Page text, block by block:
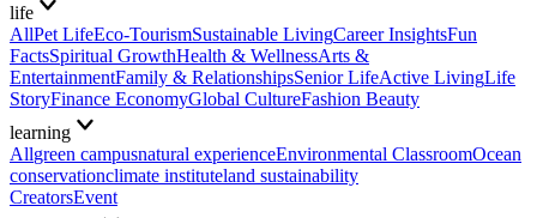
life
AllPet LifeEco-TourismSustainable LivingCareer InsightsFun
FactsSpiritual GrowthHealth & WellnessArts &
EntertainmentFamily & RelationshipsSenior LifeActive LivingLife
StoryFinance EconomyGlobal CultureFashion Beauty
learning
Allgreen campusnatural experienceEnvironmental ClassroomOcean
conservationclimate instituteland sustainability
CreatorsEvent